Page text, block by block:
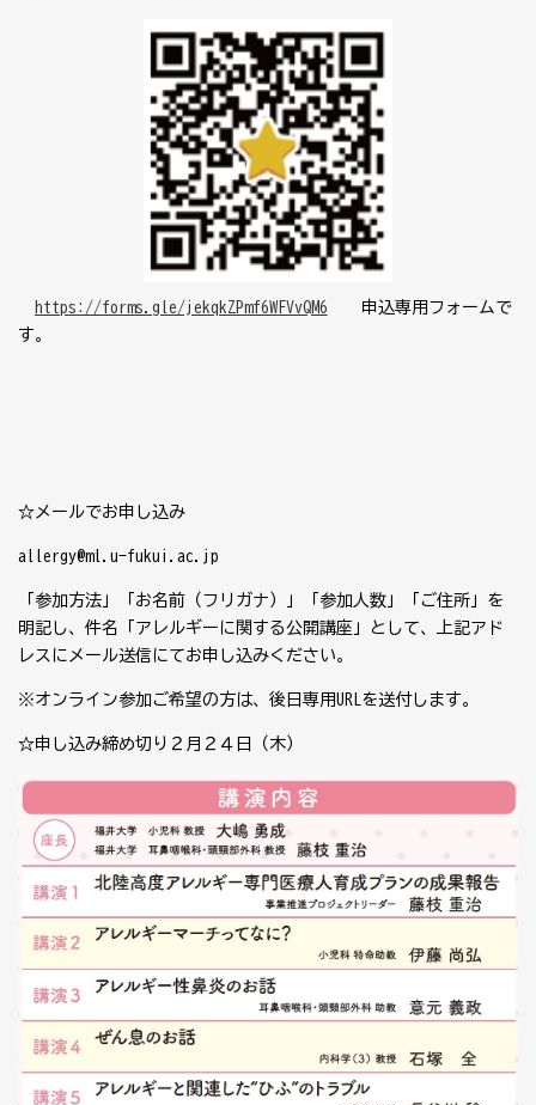
https://forms.gle/jekqkZPmf6WFVvQM6 申込専用フォームで
す。
☆メールでお申し込み
allergy@ml.u-fukui.ac.jp
「参加方法」「お名前（フリガナ）」「参加人数」「ご住所」を
明記し、件名「アレルギーに関する公開講座」として、上記アド
レスにメール送信にてお申し込みください。
※オンライン参加ご希望の方は、後日専用URL を送付します。
☆申し込み締め切り２月２４日（木）